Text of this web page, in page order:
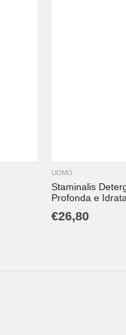
UOMO
Staminalis
Profonda e
€26,80